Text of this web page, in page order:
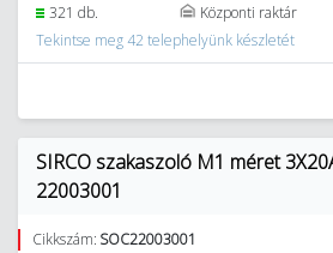
321 db. Központi raktár
Tekintse meg 42 telephelyünk készletét
SIRCO szakaszoló M1 méret
22003001
Cikkszám: SOC22003001